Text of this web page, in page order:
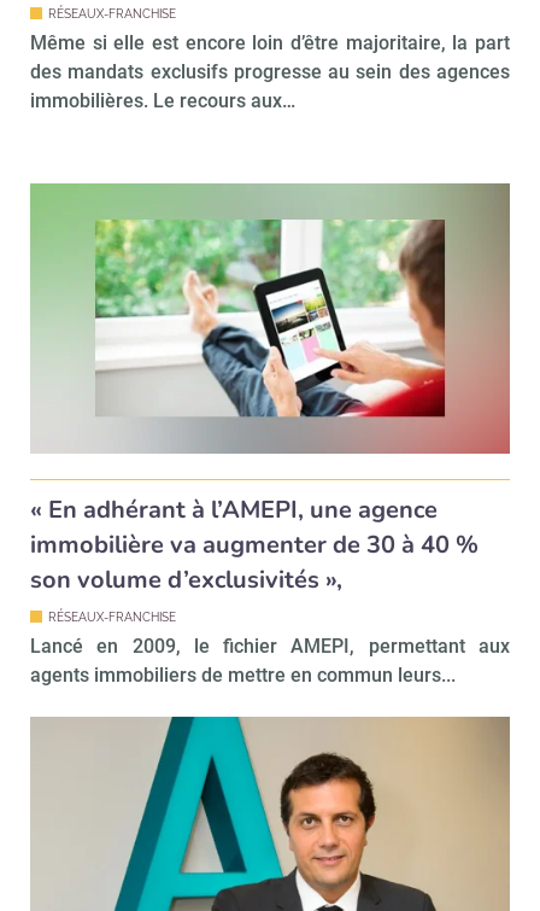
RÉSEAUX-FRANCHISE
Même si elle est encore loin d’être majoritaire, la part
des mandats exclusifs progresse au sein des agences
immobilières. Le recours aux…
« En adhérant à l’AMEPI, une agence
immobilière va augmenter de 30 à 40 %
son volume d’exclusivités »,
RÉSEAUX-FRANCHISE
Lancé en 2009, le fichier AMEPI, permettant aux
agents immobiliers de mettre en commun leurs...
Valider